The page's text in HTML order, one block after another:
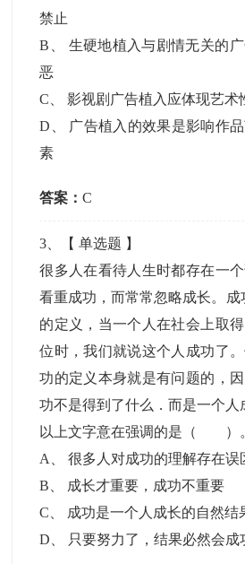
禁止
B
生硬地植入与剧情无关的
恶
C 、影视剧广告植入应体现艺术
D
广告植入的效果是影响作
素
答案：C
3 、【单选题 】
很多人在看待人生时都存在一
看重成功，而常常忽略成长。成
的定义，当一个人在社会上取
位时，我们就说这个人成功了
功的定义本身就是有问题的，
功不是得到了什么．而是一个人
以上文字意在强调的是（ ）
A
、很多人对成功的理解存在误
B
成长才重要，成功不重要
C
成功是一个人成长的自然结
D
只要努力了，结果必然会成